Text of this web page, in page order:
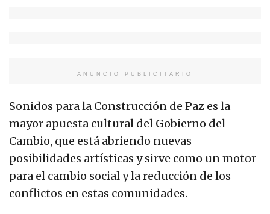
ANUNCIO PUBLICITARIO
Sonidos para la Construcción de Paz es la
mayor apuesta cultural del Gobierno del
Cambio, que está abriendo nuevas
posibilidades artísticas y sirve como un motor
para el cambio social y la reducción de los
conflictos en estas comunidades.